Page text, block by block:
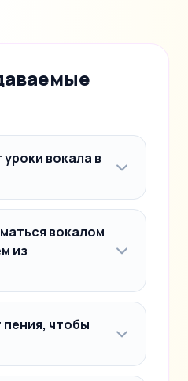
вокала в
вокалом
из
чтобы